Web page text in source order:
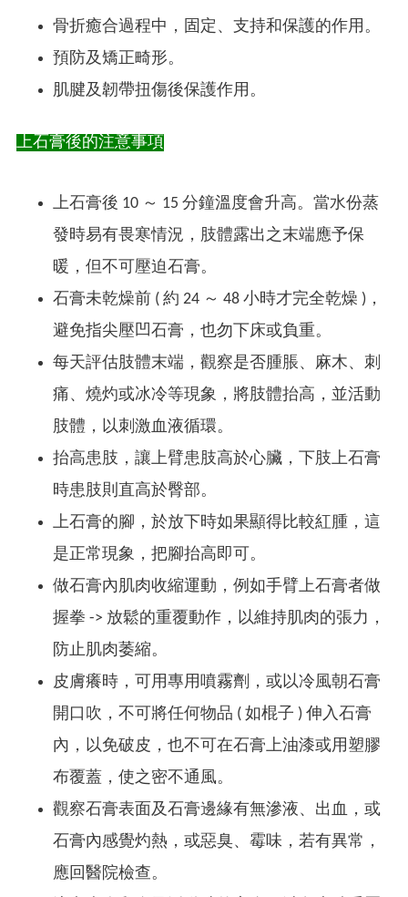
骨折癒合過程中，固定、支持和保護的作用。
預防及矯正畸形。
肌腱及韌帶扭傷後保護作用。
上石膏後的注意事項
上石膏後 10 ～ 15 分鐘溫度會升高。當水份蒸
發時易有畏寒情況，肢體露出之末端應予保
暖，但不可壓迫石膏。
石膏未乾燥前 ( 約 24 ～ 48 小時才完全乾燥 )，
避免指尖壓凹石膏，也勿下床或負重。
每天評估肢體末端，觀察是否腫脹、麻木、刺
痛、燒灼或冰冷等現象，將肢體抬高，並活動
肢體，以刺激血液循環。
抬高患肢，讓上臂患肢高於心臟，下肢上石膏
時患肢則直高於臀部。
上石膏的腳，於放下時如果顯得比較紅腫，這
是正常現象，把腳抬高即可。
做石膏內肌肉收縮運動，例如手臂上石膏者做
握拳 -> 放鬆的重覆動作，以維持肌肉的張力，
防止肌肉萎縮。
皮膚癢時，可用專用噴霧劑，或以冷風朝石膏
開口吹，不可將任何物品 ( 如棍子 ) 伸入石膏
內，以免破皮，也不可在石膏上油漆或用塑膠
布覆蓋，使之密不通風。
觀察石膏表面及石膏邊緣有無滲液、出血，或
石膏內感覺灼熱，或惡臭、霉味，若有異常，
應回醫院檢查。